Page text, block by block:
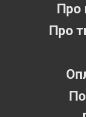
Про
Про